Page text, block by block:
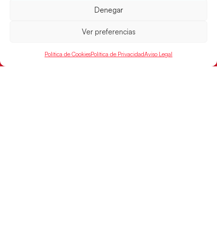
Denegar
Ver preferencias
Política de CookiesPolítica de PrivacidadAviso Legal
RFEBM © 2024. Todos los derechos reservados –
Desarrollado por